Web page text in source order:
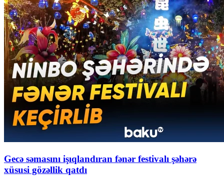
Gecə səmasını işıqlandıran fənər festivalı şəhərə
xüsusi gözəllik qatdı